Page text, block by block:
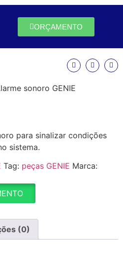
ORÇAMENTO
sonoro GENIE
para sinalizar condições
sistema.
Tag: peças GENIE Marca:
(0)